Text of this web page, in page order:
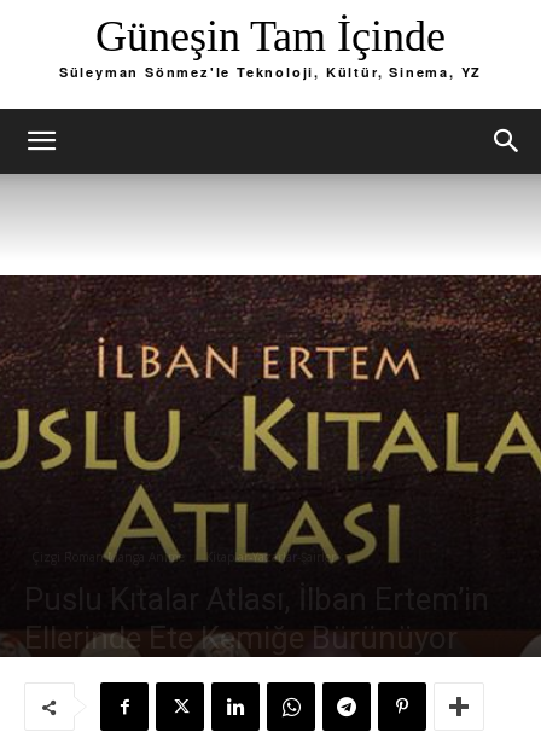
Güneşin Tam İçinde
Süleyman Sönmez'le Teknoloji, Kültür, Sinema, YZ
Çizgi Roman Manga Anime Kitaplar-Yazarlar-Şairler
Puslu Kıtalar Atlası, İlban Ertem’in
Ellerinde Ete Kemiğe Bürünüyor